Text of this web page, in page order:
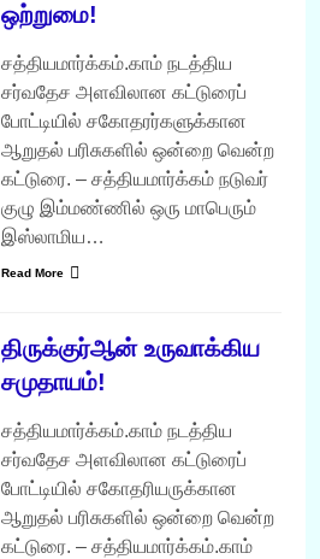
ஒற்றுமை!
சத்தியமார்க்கம்.காம் நடத்திய
சர்வதேச அளவிலான கட்டுரைப்
போட்டியில் சகோதரர்களுக்கான
ஆறுதல் பரிசுகளில் ஒன்றை வென்ற
கட்டுரை. – சத்தியமார்க்கம் நடுவர்
குழு இம்மண்ணில் ஒரு மாபெரும்
இஸ்லாமிய…
Read More
திருக்குர்ஆன் உருவாக்கிய
சமுதாயம்!
சத்தியமார்க்கம்.காம் நடத்திய
சர்வதேச அளவிலான கட்டுரைப்
போட்டியில் சகோதரியருக்கான
ஆறுதல் பரிசுகளில் ஒன்றை வென்ற
கட்டுரை. – சத்தியமார்க்கம்.காம்